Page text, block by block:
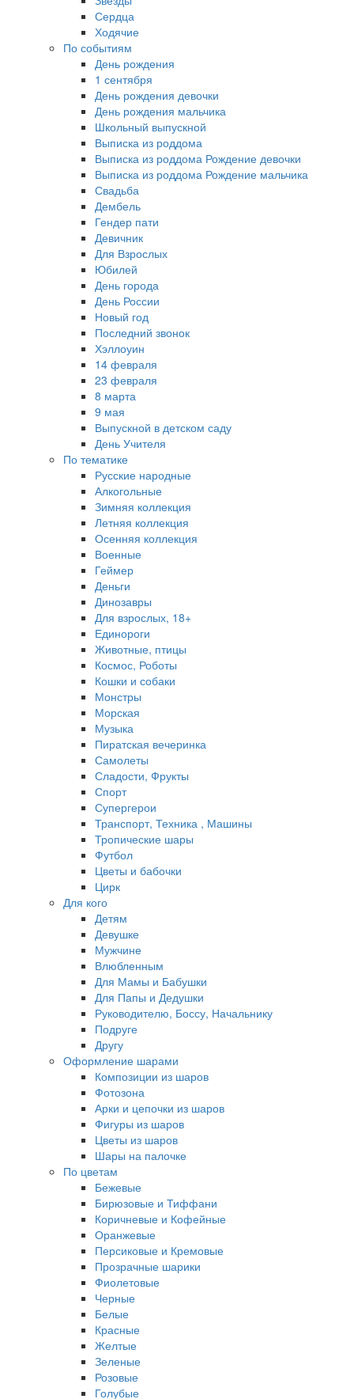
Сердца
Ходячие
По событиям
День рождения
1 сентября
День рождения девочки
День рождения мальчика
Школьный выпускной
Выписка из роддома
Выписка из роддома Рождение девочки
Выписка из роддома Рождение мальчика
Свадьба
Дембель
Гендер пати
Девичник
Для Взрослых
Юбилей
День города
День России
Новый год
Последний звонок
Хэллоуин
14 февраля
23 февраля
8 марта
9 мая
Выпускной в детском саду
День Учителя
По тематике
Русские народные
Алкогольные
Зимняя коллекция
Летняя коллекция
Осенняя коллекция
Военные
Геймер
Деньги
Динозавры
Для взрослых, 18+
Единороги
Животные, птицы
Космос, Роботы
Кошки и собаки
Монстры
Морская
Музыка
Пиратская вечеринка
Самолеты
Сладости, Фрукты
Спорт
Супергерои
Транспорт, Техника , Машины
Тропические шары
Футбол
Цветы и бабочки
Цирк
Для кого
Детям
Девушке
Мужчине
Влюбленным
Для Мамы и Бабушки
Для Папы и Дедушки
Руководителю, Боссу, Начальнику
Подруге
Другу
Оформление шарами
Композиции из шаров
Фотозона
Арки и цепочки из шаров
Фигуры из шаров
Цветы из шаров
Шары на палочке
По цветам
Бежевые
Бирюзовые и Тиффани
Коричневые и Кофейные
Оранжевые
Персиковые и Кремовые
Прозрачные шарики
Фиолетовые
Черные
Белые
Красные
Желтые
Зеленые
Розовые
Голубые